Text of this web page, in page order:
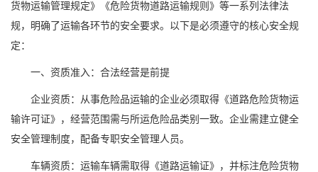
货物运输管理规定》《危险货物道路运输规则》等一系列法律法
规，明确了运输各环节的安全要求。以下是必须遵守的核心安全规
定：
一、资质准入：合法经营是前提
企业资质：从事危险品运输的企业必须取得《道路危险货物运
输许可证》，经营范围需与所运危险品类别一致。企业需建立健全
安全管理制度，配备专职安全管理人员。
车辆资质：运输车辆需取得《道路运输证》，并标注危险货物